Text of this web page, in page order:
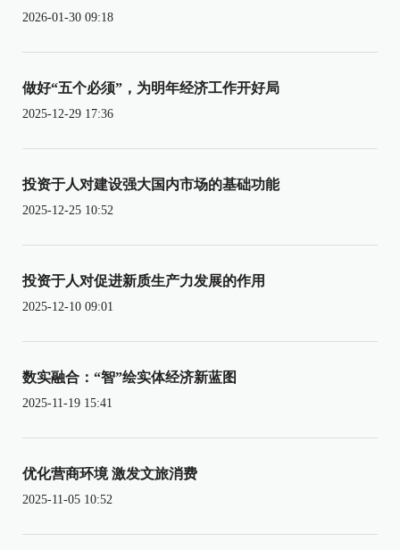
2026-01-30 09:18
做好“五个必须”，为明年经济工作开好局
2025-12-29 17:36
投资于人对建设强大国内市场的基础功能
2025-12-25 10:52
投资于人对促进新质生产力发展的作用
2025-12-10 09:01
数实融合：“智”绘实体经济新蓝图
2025-11-19 15:41
优化营商环境 激发文旅消费
2025-11-05 10:52